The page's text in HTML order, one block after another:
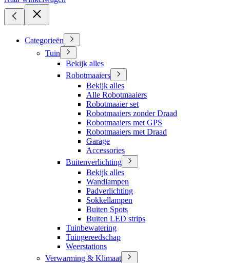
Categorieën
Tuin
Bekijk alles
Robotmaaiers
Bekijk alles
Alle Robotmaaiers
Robotmaaier set
Robotmaaiers zonder Draad
Robotmaaiers met GPS
Robotmaaiers met Draad
Garage
Accessories
Buitenverlichting
Bekijk alles
Wandlampen
Padverlichting
Sokkellampen
Buiten Spots
Buiten LED strips
Tuinbewatering
Tuingereedschap
Weerstations
Verwarming & Klimaat